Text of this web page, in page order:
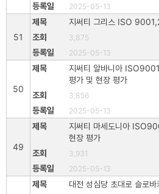
2025-05-13
51
지써티 그리스 ISO
3,875
2025-05-13
50
지써티 알바니아
평가 및 현장 평가
3,856
2025-05-13
49
지써티 마세도니아
현장 평가
3,931
2025-05-13
대전 성심당 초대로 슬로